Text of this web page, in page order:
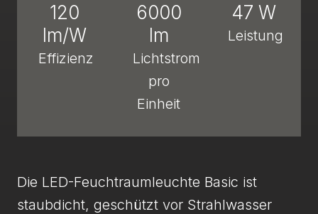
120
lm/W
Effizienz
6000
lm
Lichtstrom
pro
Einheit
47 W
Leistung
Die LED-Feuchtraum­leuchte Basic ist
staubdicht, geschützt vor Strahlwasser